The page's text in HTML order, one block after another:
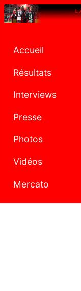
Accueil
Résultats
Interviews
Presse
Photos
Vidéos
Mercato